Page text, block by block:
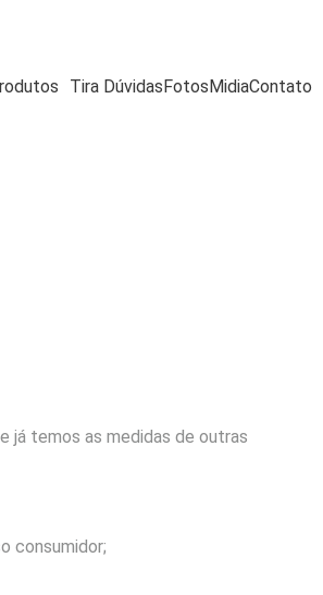
Tira DúvidasFotosMidiaContato
já temos as medidas de outras
consumidor;